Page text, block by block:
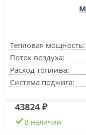
Тепловая мощность:
Поток воздуха:
Расход топлива:
Система поджига:
43824 ₽
В наличии